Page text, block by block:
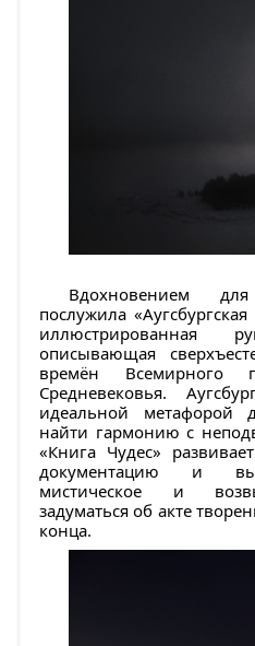
Вдохновением
послужила
иллюстрированная
описывающая
времён Всемирного
Средневековья.
идеальной метафорой
найти гармонию с
«Книга Чудес»
документацию и
мистическое и
задуматься об акте
конца.